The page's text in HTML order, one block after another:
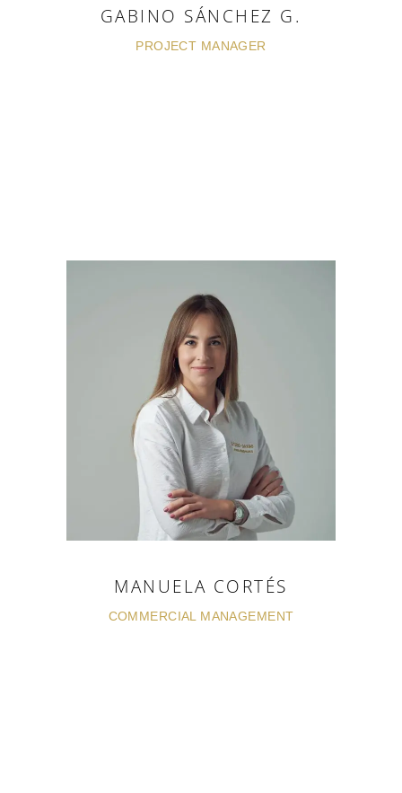
GABINO SÁNCHEZ G.
PROJECT MANAGER
MANUELA CORTÉS
COMMERCIAL MANAGEMENT